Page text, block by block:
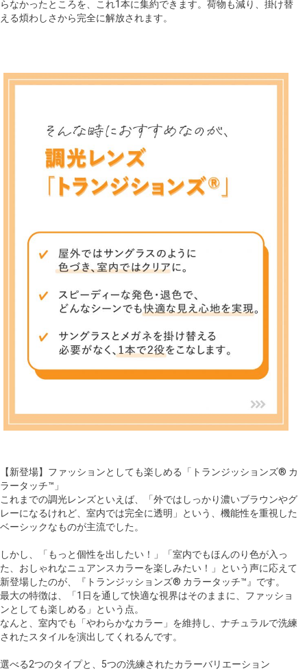
らなかったところを、これ1本に集約できます。荷物も減り、掛け替
える煩わしさから完全に解放されます。
【新登場】ファッションとしても楽しめる「トランジッションズ® カ
ラータッチ™」
これまでの調光レンズといえば、「外ではしっかり濃いブラウンやグ
レーになるけれど、室内では完全に透明」という、機能性を重視した
ベーシックなものが主流でした。
しかし、「もっと個性を出したい！」「室内でもほんのり色が入っ
た、おしゃれなニュアンスカラーを楽しみたい！」という声に応えて
新登場したのが、『トランジッションズ® カラータッチ™』です。
最大の特徴は、「1日を通して快適な視界はそのままに、ファッショ
ンとしても楽しめる」という点。
なんと、室内でも「やわらかなカラー」を維持し、ナチュラルで洗練
されたスタイルを演出してくれるんです。
選べる2つのタイプと、5つの洗練されたカラーバリエーション